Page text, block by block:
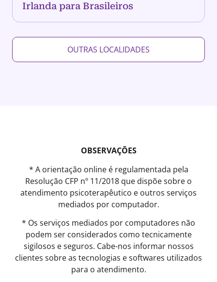
Irlanda para Brasileiros
OUTRAS LOCALIDADES
OBSERVAÇÕES
* A orientação online é regulamentada pela
Resolução CFP nº 11/2018 que dispõe sobre o
atendimento psicoterapêutico e outros serviços
mediados por computador.
* Os serviços mediados por computadores não
podem ser considerados como tecnicamente
sigilosos e seguros. Cabe-nos informar nossos
clientes sobre as tecnologias e softwares utilizados
para o atendimento.